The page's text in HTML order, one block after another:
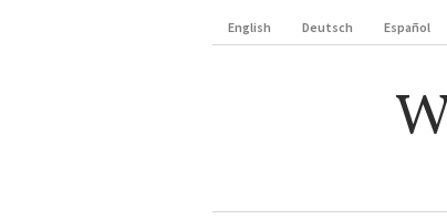
English Deutsch Español